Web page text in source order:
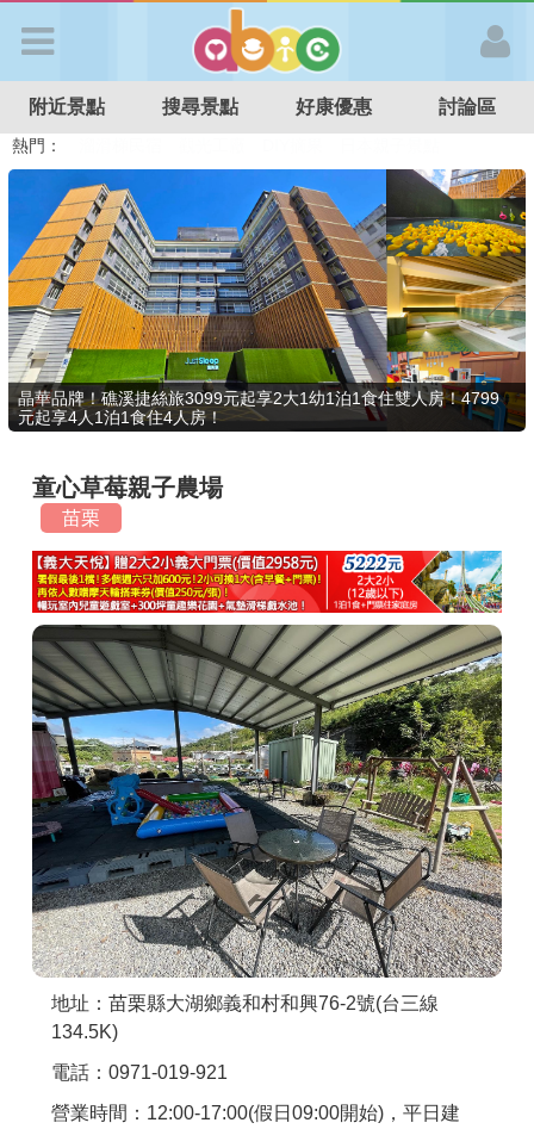
APP登入
首 頁
搜尋景點
好康優惠
最新消息
最新留言
商家合作
推薦景點
討論區
聯絡我們
APP下載
附近景點 搜尋景點 好康優惠 討論區
熱門：
特色遊戲場
親子住房優惠 台北親子餐廳 溫泉泡湯SPA
晶華品牌！礁溪捷絲旅3099元起享2大1幼1泊1食住雙人房！4799
元起享4人1泊1食住4人房！
童心草莓親子農場
苗栗
地址：苗栗縣大湖鄉義和村和興76-2號(台三線
134.5K)
電話：0971-019-921
營業時間：12:00-17:00(假日09:00開始)，平日建